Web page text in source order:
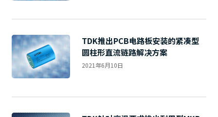
TDK推出PCB电路板安装的紧凑型
圆柱形直流链路解决方案
2021年6月10日